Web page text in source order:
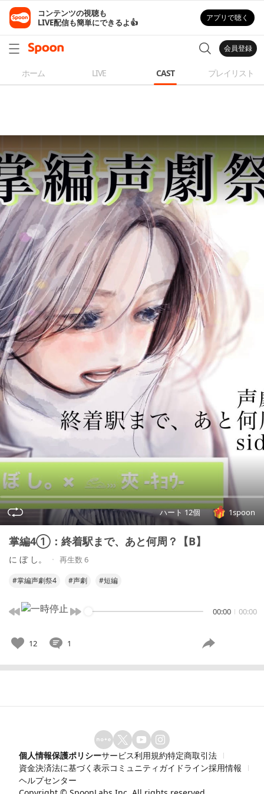
コンテンツの視聴も
LIVE配信も簡単にできるよ👍
アプリで聴く
会員登録
ホーム LIVE CAST プレイリスト
ハート 12個 1spoon
掌編4①：終着駅まで、あと何周？【B】
に ぼ し。 再生数 6
#掌編声劇祭4 #声劇 #短編
00:00 00:00
12 1
個人情報保護ポリシーサービス利用規約特定商取引法
資金決済法に基づく表示コミュニティガイドライン採用情報
ヘルプセンター